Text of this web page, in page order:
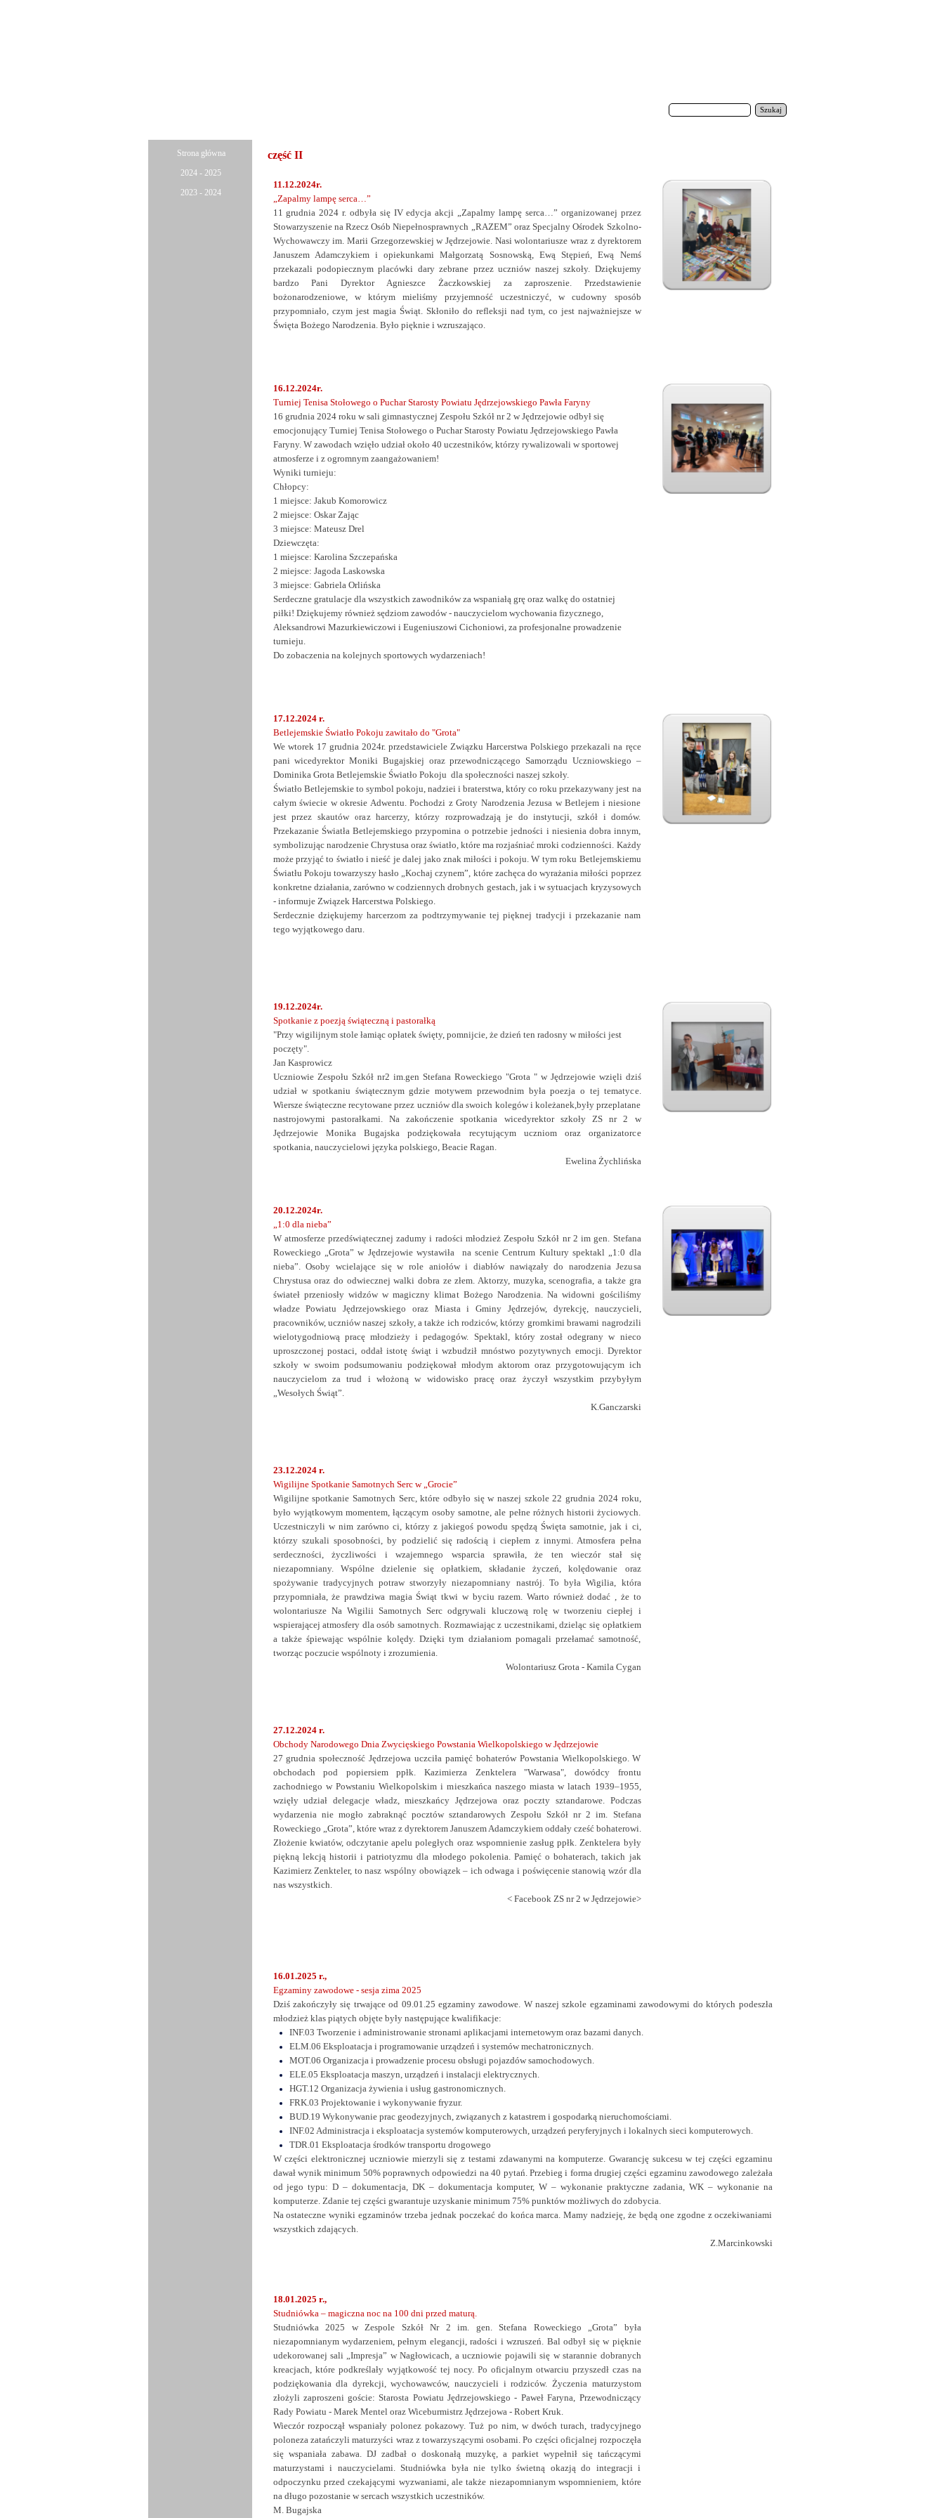
Szukaj
Strona główna
2024 - 2025
2023 - 2024
część II
11.12.2024r.
„Zapalmy lampę serca…”
11 grudnia 2024 r. odbyła się IV edycja akcji „Zapalmy lampę serca…” organizowanej przez
Stowarzyszenie na Rzecz Osób Niepełnosprawnych „RAZEM” oraz Specjalny Ośrodek Szkolno-
Wychowawczy im. Marii Grzegorzewskiej w Jędrzejowie. Nasi wolontariusze wraz z dyrektorem
Januszem Adamczykiem i opiekunkami Małgorzatą Sosnowską, Ewą Stępień, Ewą Nemś
przekazali podopiecznym placówki dary zebrane przez uczniów naszej szkoły. Dziękujemy
bardzo Pani Dyrektor Agnieszce Żaczkowskiej za zaproszenie. Przedstawienie
bożonarodzeniowe, w którym mieliśmy przyjemność uczestniczyć, w cudowny sposób
przypomniało, czym jest magia Świąt. Skłoniło do refleksji nad tym, co jest najważniejsze w
Święta Bożego Narodzenia. Było pięknie i wzruszająco.
16.12.2024r.
Turniej Tenisa Stołowego o Puchar Starosty Powiatu Jędrzejowskiego Pawła Faryny
16 grudnia 2024 roku w sali gimnastycznej Zespołu Szkół nr 2 w Jędrzejowie odbył się
emocjonujący Turniej Tenisa Stołowego o Puchar Starosty Powiatu Jędrzejowskiego Pawła
Faryny. W zawodach wzięło udział około 40 uczestników, którzy rywalizowali w sportowej
atmosferze i z ogromnym zaangażowaniem!
Wyniki turnieju:
Chłopcy:
1 miejsce: Jakub Komorowicz
2 miejsce: Oskar Zając
3 miejsce: Mateusz Drel
Dziewczęta:
1 miejsce: Karolina Szczepańska
2 miejsce: Jagoda Laskowska
3 miejsce: Gabriela Orlińska
Serdeczne gratulacje dla wszystkich zawodników za wspaniałą grę oraz walkę do ostatniej
piłki! Dziękujemy również sędziom zawodów - nauczycielom wychowania fizycznego,
Aleksandrowi Mazurkiewiczowi i Eugeniuszowi Cichoniowi, za profesjonalne prowadzenie
turnieju.
Do zobaczenia na kolejnych sportowych wydarzeniach!
17.12.2024 r.
Betlejemskie Światło Pokoju zawitało do "Grota"
We wtorek 17 grudnia 2024r. przedstawiciele Związku Harcerstwa Polskiego przekazali na ręce
pani wicedyrektor Moniki Bugajskiej oraz przewodniczącego Samorządu Uczniowskiego –
Dominika Grota Betlejemskie Światło Pokoju dla społeczności naszej szkoły.
Światło Betlejemskie to symbol pokoju, nadziei i braterstwa, który co roku przekazywany jest na
całym świecie w okresie Adwentu. Pochodzi z Groty Narodzenia Jezusa w Betlejem i niesione
jest przez skautów oraz harcerzy, którzy rozprowadzają je do instytucji, szkół i domów.
Przekazanie Światła Betlejemskiego przypomina o potrzebie jedności i niesienia dobra innym,
symbolizując narodzenie Chrystusa oraz światło, które ma rozjaśniać mroki codzienności. Każdy
może przyjąć to światło i nieść je dalej jako znak miłości i pokoju.W tym roku Betlejemskiemu
Światłu Pokoju towarzyszy hasło „Kochaj czynem”, które zachęca do wyrażania miłości poprzez
konkretne działania, zarówno w codziennych drobnych gestach, jak i w sytuacjach kryzysowych
- informuje Związek Harcerstwa Polskiego.
Serdecznie dziękujemy harcerzom za podtrzymywanie tej pięknej tradycji i przekazanie nam
tego wyjątkowego daru.
19.12.2024r.
Spotkanie z poezją świąteczną i pastorałką
"Przy wigilijnym stole łamiąc opłatek święty, pomnijcie, że dzień ten radosny w miłości jest
poczęty".
Jan Kasprowicz
Uczniowie Zespołu Szkół nr2 im.gen Stefana Roweckiego "Grota " w Jędrzejowie wzięli dziś
udział w spotkaniu świątecznym gdzie motywem przewodnim była poezja o tej tematyce.
Wiersze świąteczne recytowane przez uczniów dla swoich kolegów i koleżanek,były przeplatane
nastrojowymi pastorałkami. Na zakończenie spotkania wicedyrektor szkoły ZS nr 2 w
Jędrzejowie Monika Bugajska podziękowała recytującym uczniom oraz organizatorce
spotkania, nauczycielowi języka polskiego, Beacie Ragan.
Ewelina Żychlińska
20.12.2024r.
„1:0 dla nieba”
W atmosferze przedświątecznej zadumy i radości młodzież Zespołu Szkół nr 2 im gen. Stefana
Roweckiego „Grota” w Jędrzejowie wystawiła na scenie Centrum Kultury spektakl „1:0 dla
nieba”. Osoby wcielające się w role aniołów i diabłów nawiązały do narodzenia Jezusa
Chrystusa oraz do odwiecznej walki dobra ze złem. Aktorzy, muzyka, scenografia, a także gra
świateł przeniosły widzów w magiczny klimat Bożego Narodzenia.Na widowni gościliśmy
władze Powiatu Jędrzejowskiego oraz Miasta i Gminy Jędrzejów, dyrekcję, nauczycieli,
pracowników, uczniów naszej szkoły, a także ich rodziców, którzy gromkimi brawami nagrodzili
wielotygodniową pracę młodzieży i pedagogów. Spektakl, który został odegrany w nieco
uproszczonej postaci, oddał istotę świąt i wzbudził mnóstwo pozytywnych emocji. Dyrektor
szkoły w swoim podsumowaniu podziękował młodym aktorom oraz przygotowującym ich
nauczycielom za trud i włożoną w widowisko pracę oraz życzył wszystkim przybyłym
„Wesołych Świąt”.
K.Ganczarski
23.12.2024 r.
Wigilijne Spotkanie Samotnych Serc w „Grocie”
Wigilijne spotkanie Samotnych Serc, które odbyło się w naszej szkole 22 grudnia 2024 roku,
było wyjątkowym momentem, łączącym osoby samotne, ale pełne różnych historii życiowych.
Uczestniczyli w nim zarówno ci, którzy z jakiegoś powodu spędzą Święta samotnie, jak i ci,
którzy szukali sposobności, by podzielić się radością i ciepłem z innymi. Atmosfera pełna
serdeczności, życzliwości i wzajemnego wsparcia sprawiła, że ten wieczór stał się
niezapomniany. Wspólne dzielenie się opłatkiem, składanie życzeń, kolędowanie oraz
spożywanie tradycyjnych potraw stworzyły niezapomniany nastrój. To była Wigilia, która
przypomniała, że prawdziwa magia Świąt tkwi w byciu razem. Warto również dodać , że to
wolontariusze Na Wigilii Samotnych Serc odgrywali kluczową rolę w tworzeniu ciepłej i
wspierającej atmosfery dla osób samotnych. Rozmawiając z uczestnikami, dzieląc się opłatkiem
a także śpiewając wspólnie kolędy. Dzięki tym działaniom pomagali przełamać samotność,
tworząc poczucie wspólnoty i zrozumienia.
Wolontariusz Grota - Kamila Cygan
27.12.2024 r.
Obchody Narodowego Dnia Zwycięskiego Powstania Wielkopolskiego w Jędrzejowie
27 grudnia społeczność Jędrzejowa uczciła pamięć bohaterów Powstania Wielkopolskiego. W
obchodach pod popiersiem ppłk. Kazimierza Zenktelera "Warwasa", dowódcy frontu
zachodniego w Powstaniu Wielkopolskim i mieszkańca naszego miasta w latach 1939–1955,
wzięły udział delegacje władz, mieszkańcy Jędrzejowa oraz poczty sztandarowe. Podczas
wydarzenia nie mogło zabraknąć pocztów sztandarowych Zespołu Szkół nr 2 im. Stefana
Roweckiego „Grota”, które wraz z dyrektorem Januszem Adamczykiem oddały cześć bohaterowi.
Złożenie kwiatów, odczytanie apelu poległych oraz wspomnienie zasług ppłk. Zenktelera były
piękną lekcją historii i patriotyzmu dla młodego pokolenia. Pamięć o bohaterach, takich jak
Kazimierz Zenkteler, to nasz wspólny obowiązek – ich odwaga i poświęcenie stanowią wzór dla
nas wszystkich.
< Facebook ZS nr 2 w Jędrzejowie>
16.01.2025 r.,
Egzaminy zawodowe - sesja zima 2025
Dziś zakończyły się trwające od 09.01.25 egzaminy zawodowe. W naszej szkole egzaminami zawodowymi do których podeszła
młodzież klas piątych objęte były następujące kwalifikacje:
INF.03 Tworzenie i administrowanie stronami aplikacjami internetowym oraz bazami danych.
ELM.06 Eksploatacja i programowanie urządzeń i systemów mechatronicznych.
MOT.06 Organizacja i prowadzenie procesu obsługi pojazdów samochodowych.
ELE.05 Eksploatacja maszyn, urządzeń i instalacji elektrycznych.
HGT.12 Organizacja żywienia i usług gastronomicznych.
FRK.03 Projektowanie i wykonywanie fryzur.
BUD.19 Wykonywanie prac geodezyjnych, związanych z katastrem i gospodarką nieruchomościami.
INF.02 Administracja i eksploatacja systemów komputerowych, urządzeń peryferyjnych i lokalnych sieci komputerowych.
TDR.01 Eksploatacja środków transportu drogowego
W części elektronicznej uczniowie mierzyli się z testami zdawanymi na komputerze. Gwarancję sukcesu w tej części egzaminu
dawał wynik minimum 50% poprawnych odpowiedzi na 40 pytań. Przebieg i forma drugiej części egzaminu zawodowego zależała
od jego typu: D – dokumentacja, DK – dokumentacja komputer, W – wykonanie praktyczne zadania, WK – wykonanie na
komputerze. Zdanie tej części gwarantuje uzyskanie minimum 75% punktów możliwych do zdobycia.
Na ostateczne wyniki egzaminów trzeba jednak poczekać do końca marca. Mamy nadzieję, że będą one zgodne z oczekiwaniami
wszystkich zdających.
Z.Marcinkowski
18.01.2025 r.,
Studniówka – magiczna noc na 100 dni przed maturą.
Studniówka 2025 w Zespole Szkół Nr 2 im. gen. Stefana Roweckiego „Grota” była
niezapomnianym wydarzeniem, pełnym elegancji, radości i wzruszeń. Bal odbył się w pięknie
udekorowanej sali „Impresja” w Nagłowicach, a uczniowie pojawili się w starannie dobranych
kreacjach, które podkreślały wyjątkowość tej nocy. Po oficjalnym otwarciu przyszedł czas na
podziękowania dla dyrekcji, wychowawców, nauczycieli i rodziców. Życzenia maturzystom
złożyli zaproszeni goście: Starosta Powiatu Jędrzejowskiego - Paweł Faryna, Przewodniczący
Rady Powiatu - Marek Mentel oraz Wiceburmistrz Jędrzejowa - Robert Kruk.
Wieczór rozpoczął wspaniały polonez pokazowy. Tuż po nim, w dwóch turach, tradycyjnego
poloneza zatańczyli maturzyści wraz z towarzyszącymi osobami.Po części oficjalnej rozpoczęła
się wspaniała zabawa. DJ zadbał o doskonałą muzykę, a parkiet wypełnił się tańczącymi
maturzystami i nauczycielami. Studniówka była nie tylko świetną okazją do integracji i
odpoczynku przed czekającymi wyzwaniami, ale także niezapomnianym wspomnieniem, które
na długo pozostanie w sercach wszystkich uczestników.
M. Bugajska